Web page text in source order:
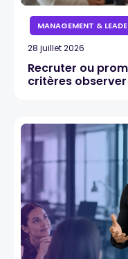
MANAGEMENT &
28 juillet 2026
Recruter ou
critères observer